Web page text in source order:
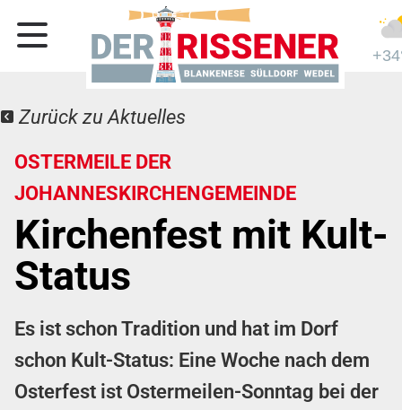
Zurück zu Aktuelles
OSTERMEILE DER
JOHANNESKIRCHENGEMEINDE
Kirchenfest mit Kult-
Status
Es ist schon Tradition und hat im Dorf
schon Kult-Status: Eine Woche nach dem
Osterfest ist Ostermeilen-Sonntag bei der